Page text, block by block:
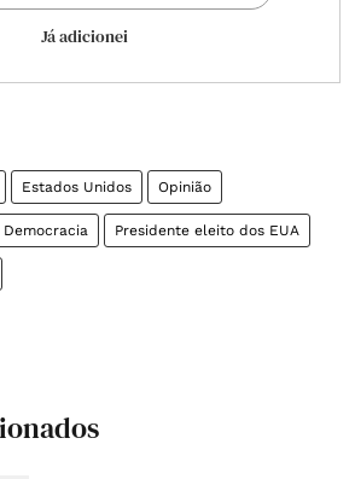
Já adicionei
Estados Unidos Opinião
Democracia Presidente eleito dos EUA